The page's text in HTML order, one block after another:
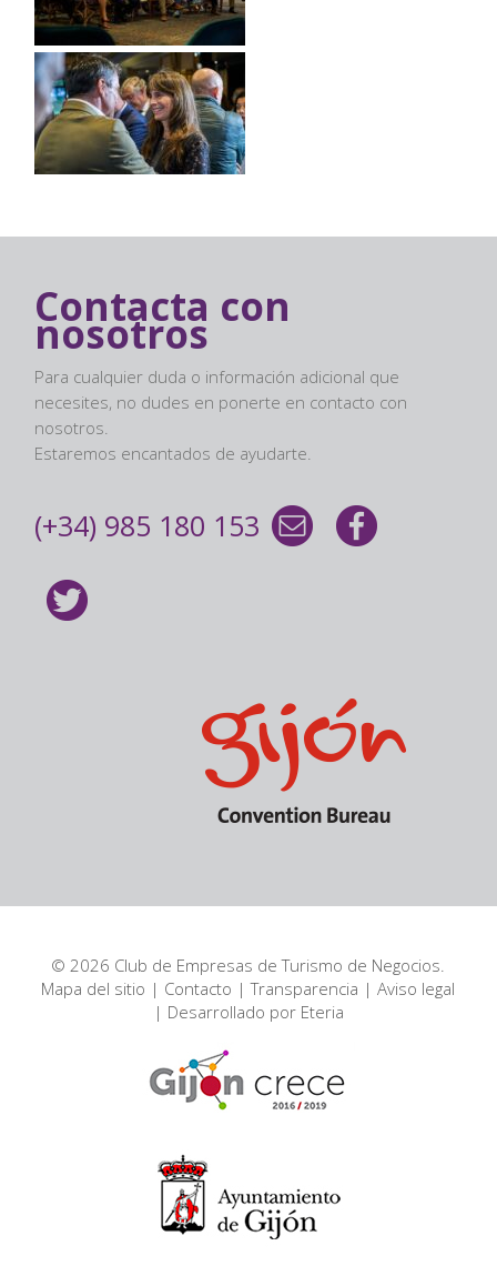
Contacta con
nosotros
Para cualquier duda o información adicional que
necesites, no dudes en ponerte en contacto con
nosotros.
Estaremos encantados de ayudarte.
(+34) 985 180 153
© 2026 Club de Empresas de Turismo de Negocios.
Mapa del sitio | Contacto |Transparencia |Aviso legal
| Desarrollado por Eteria